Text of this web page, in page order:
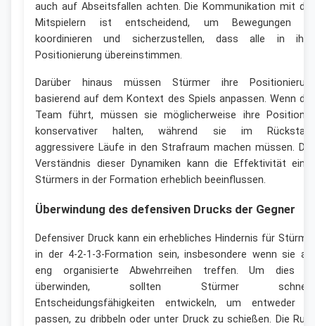
auch auf Abseitsfallen achten. Die Kommunikation mit
Mitspielern ist entscheidend, um Bewegungen
koordinieren und sicherzustellen, dass alle in
Positionierung übereinstimmen.
Darüber hinaus müssen Stürmer ihre
basierend auf dem Kontext des Spiels anpassen. Wenn
Team führt, müssen sie möglicherweise ihre
konservativer halten, während sie im
aggressivere Läufe in den Strafraum machen müssen.
Verständnis dieser Dynamiken kann die Effektivität
Stürmers in der Formation erheblich beeinflussen.
Überwindung des defensiven Drucks der Gegner
Defensiver Druck kann ein erhebliches Hindernis für
in der 4-2-1-3-Formation sein, insbesondere wenn sie
eng organisierte Abwehrreihen treffen. Um dies
überwinden, sollten Stürmer
Entscheidungsfähigkeiten entwickeln, um entweder
passen, zu dribbeln oder unter Druck zu schießen. Die